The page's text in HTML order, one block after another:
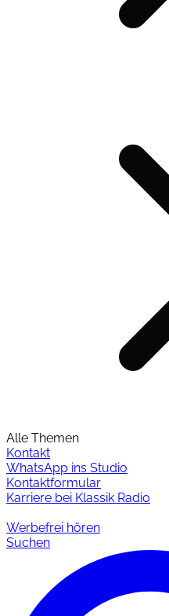
Alle Themen
Kontakt
WhatsApp ins Studio
Kontaktformular
Karriere bei Klassik Radio
Werbefrei hören
Suchen